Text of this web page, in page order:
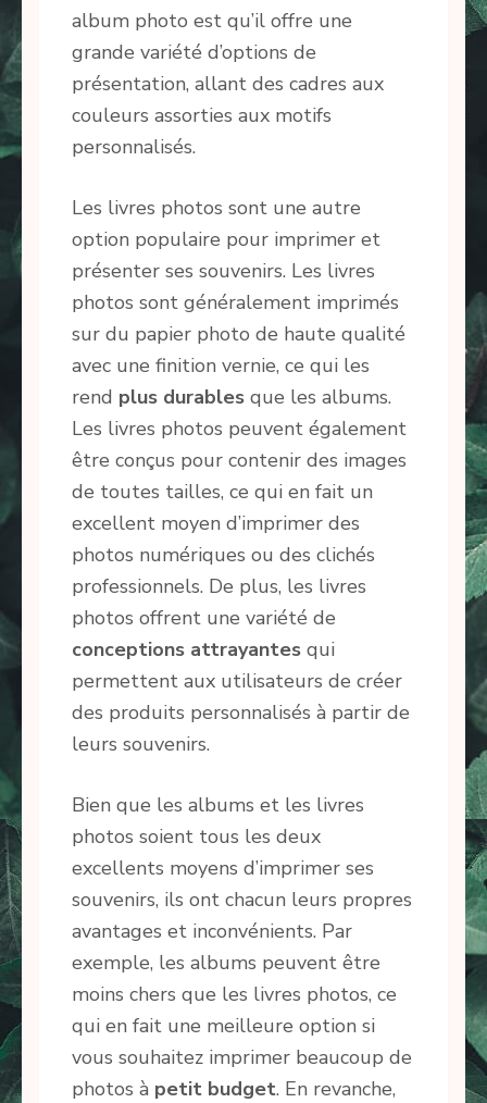
album photo est qu’il offre une
grande variété d’options de
présentation, allant des cadres aux
couleurs assorties aux motifs
personnalisés.
Les livres photos sont une autre
option populaire pour imprimer et
présenter ses souvenirs. Les livres
photos sont généralement imprimés
sur du papier photo de haute qualité
avec une finition vernie, ce qui les
rend plus durables que les albums.
Les livres photos peuvent également
être conçus pour contenir des images
de toutes tailles, ce qui en fait un
excellent moyen d’imprimer des
photos numériques ou des clichés
professionnels. De plus, les livres
photos offrent une variété de
conceptions attrayantes qui
permettent aux utilisateurs de créer
des produits personnalisés à partir de
leurs souvenirs.
Bien que les albums et les livres
photos soient tous les deux
excellents moyens d’imprimer ses
souvenirs, ils ont chacun leurs propres
avantages et inconvénients. Par
exemple, les albums peuvent être
moins chers que les livres photos, ce
qui en fait une meilleure option si
vous souhaitez imprimer beaucoup de
photos à petit budget. En revanche,